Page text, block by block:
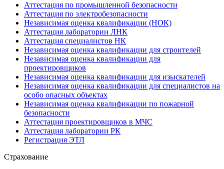
Аттестация по промышленной безопасности
Аттестация по электробезопасности
Независимая оценка квалификации (НОК)
Аттестация лаборатории ЛНК
Аттестация специалистов НК
Независимая оценка квалификации для строителей
Независимая оценка квалификации для
проектировщиков
Независимая оценка квалификации для изыскателей
Независимая оценка квалификации для специалистов на
особо опасных объектах
Независимая оценка квалификации по пожарной
безопасности
Аттестация проектировщиков в МЧС
Аттестация лаборатории РК
Регистрация ЭТЛ
Страхование